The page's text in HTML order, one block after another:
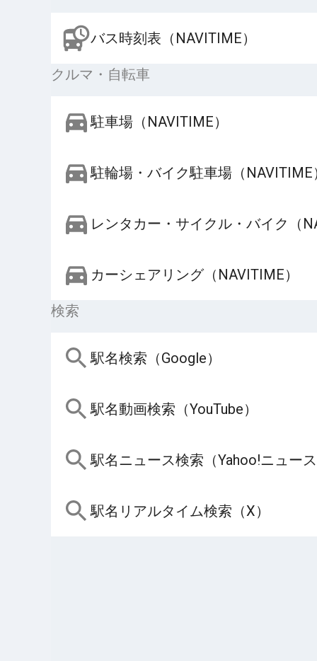
バス時刻表（NAVITIME）
クルマ・自転車
駐車場（NAVITIME）
駐輪場・バイク駐車場（NAVITIME
レンタカー・サイクル・バイク（
カーシェアリング（NAVITIME）
検索
駅名検索（Google）
駅名動画検索（YouTube）
駅名ニュース検索（Yahoo!ニュー
駅名リアルタイム検索（X）